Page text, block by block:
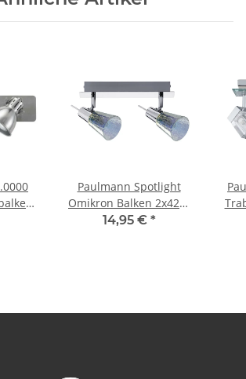
Paulmann Spotlight
Omikron Balken 2x42W
G9 230V Chrom
14,95 € *